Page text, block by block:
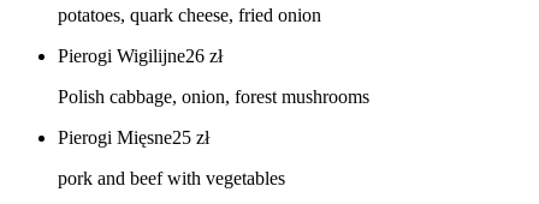
potatoes, quark cheese, fried onion
Pierogi Wigilijne26 zł
Polish cabbage, onion, forest mushrooms
Pierogi Mięsne25 zł
pork and beef with vegetables